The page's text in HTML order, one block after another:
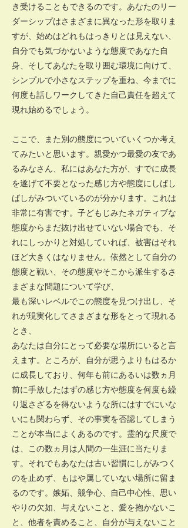
き受けることもできるのです。あなたのリー
ダーシップはさまざまに異なった形を取りま
すが、始めはどれもはっきりとは見えない、
自分でも気づかないような態度であなた自
身、そしてあなたを取り囲む環境に向けて、
シンプルで小さなステップを重ね、今までに
何度も話しワークしてきた自己責任を超えて
現れ始めるでしょう。
ここで、また別の態度についていくつか考え
てみたいと思います。親愛かつ最愛の友であ
るみなさん、私にはあなた方が、すでに成長
を遂げて不要となった感じ方や態度にしばし
ばしがみついているのが分かります。これは
非常に有害です。子どもじみたネガティブな
態度からまだ抜け出せていない場合でも、そ
れにしっかりと対処していれば、被害はそれ
ほど大きくはなりません。依然として自分の
態度と戦い、その態度やそこから派生するさ
まざまな問題について学び、
最も深いレベルでこの態度を見つけ出し、そ
れが現実化してさまざまな形をとって現れる
とき、
あなたは自分にとって必要な場所にいると言
えます。ところが、自分が思うよりもはるか
に成長しており、何年も前にあるいは数ヵ月
前に手放したはずの感じ方や態度を何度も繰
り返さざるを得ないような所にはすでにいな
いにも関わらず、その事実を否認してしまう
ことが本当によくあるのです。霊的な尺度で
は、この数ヵ月は人間の一生涯に当たりま
す。それでもあなたは古い習慣にしがみつく
のを止めず、もはや属していない場所に留ま
るのです。嫉妬、競争心、自己中心性、思い
やりの欠如、与えないこと、愛を抱かないこ
と、他者を責めること、自分が与えないこと